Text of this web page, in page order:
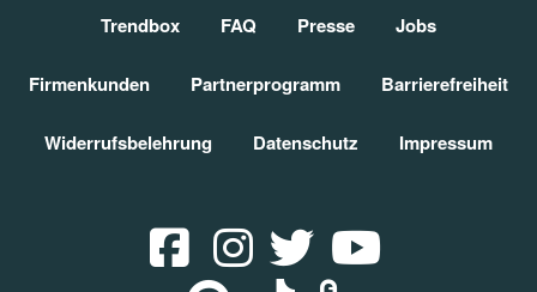
Trendbox FAQ Presse Jobs
Firmenkunden Partnerprogramm Barrierefreiheit
Widerrufsbelehrung Datenschutz Impressum